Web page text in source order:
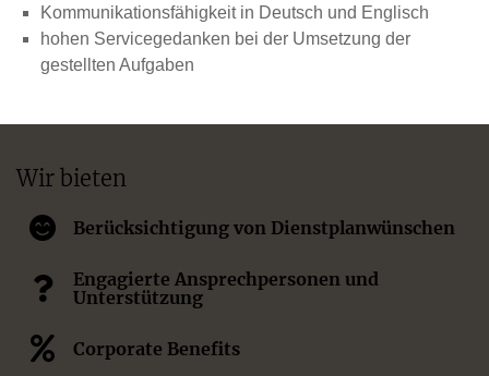
Kommunikationsfähigkeit in Deutsch und Englisch
hohen Servicegedanken bei der Umsetzung der
gestellten Aufgaben
Wir bieten
Berücksichtigung von Dienstplanwünschen
Engagierte Ansprechpersonen und
Unterstützung
Corporate Benefits